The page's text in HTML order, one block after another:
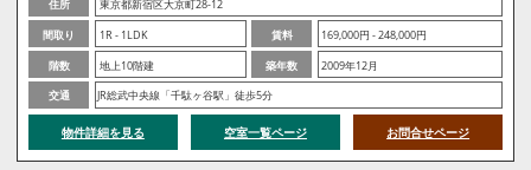
住所
東京都新宿区大京町28-12
間取り
1R - 1LDK 賃料
169,000円 - 248,000円
階数
地上10階建 築年数
2009年12月
交通
JR総武中央線「千駄ヶ谷駅」徒歩5分
物件詳細を見る 空室一覧ページ お問合せページ